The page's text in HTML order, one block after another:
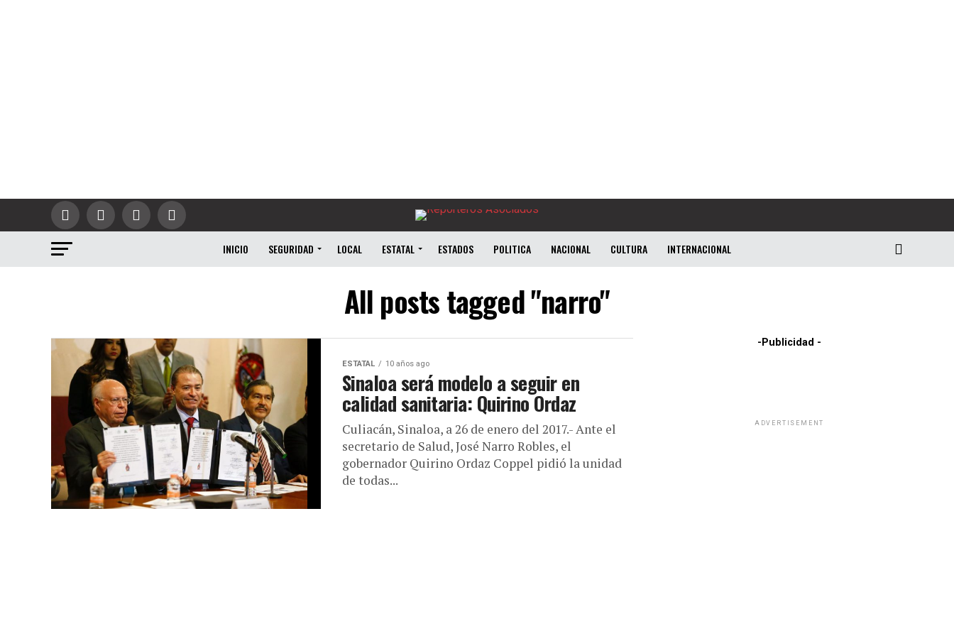
INICIO SEGURIDAD LOCAL ESTATAL ESTADOS POLITICA NACIONAL CULTURA INTERNACIONAL
All posts tagged "narro"
ESTATAL 10 años ago
Sinaloa será modelo a seguir en
calidad sanitaria: Quirino Ordaz
Culiacán, Sinaloa, a 26 de enero del 2017.- Ante el
secretario de Salud, José Narro Robles, el
gobernador Quirino Ordaz Coppel pidió la unidad
de todas...
-Publicidad -
ADVERTISEMENT